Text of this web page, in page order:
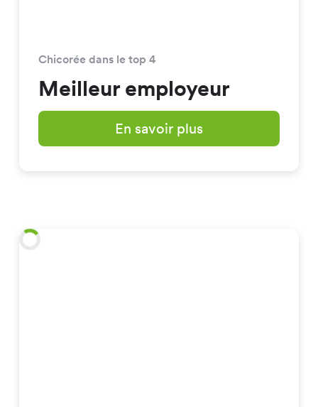
Chicorée dans le top 4
Meilleur employeur
En savoir plus